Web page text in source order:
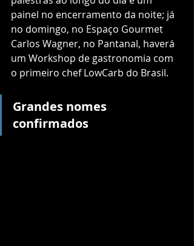
painel no encerramento da noite; já
no domingo, no Espaço Gourmet
Carlos Wagner, no Pantanal, haverá
um Workshop de gastronomia com
o primeiro chef LowCarb do Brasil.
Grandes nomes
confirmados